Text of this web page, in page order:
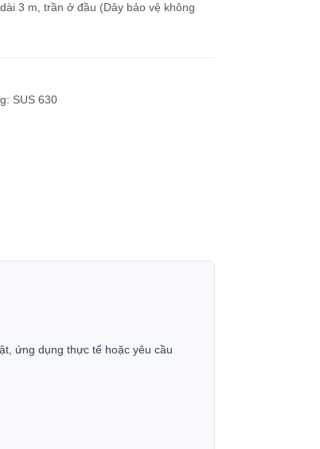
3 m, trần ở đầu (Dây bảo vệ không
SUS 630
ứng dụng thực tế hoặc yêu cầu